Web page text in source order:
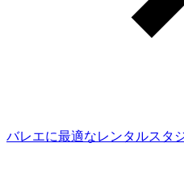
バレエに最適なレンタルスタ